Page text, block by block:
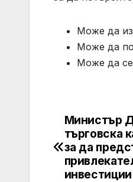
Може да
Може да
Може да се
Post
Министър
търговска
за да
инвестиции